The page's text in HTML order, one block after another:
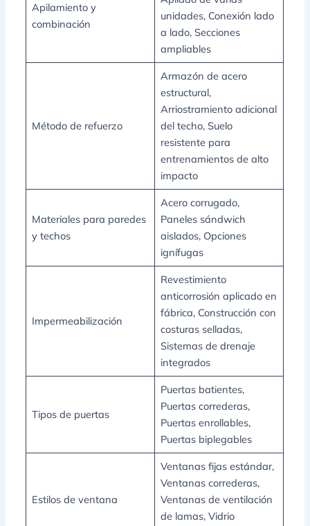
Apilamiento y
combinación
unidades, Conexión lado
a lado, Secciones
ampliables
Método de refuerzo
Armazón de acero
estructural,
Arriostramiento adicional
del techo, Suelo
resistente para
entrenamientos de alto
impacto
Materiales para paredes
y techos
Acero corrugado,
Paneles sándwich
aislados, Opciones
ignífugas
Impermeabilización
Revestimiento
anticorrosión aplicado en
fábrica, Construcción con
costuras selladas,
Sistemas de drenaje
integrados
Tipos de puertas
Puertas batientes,
Puertas correderas,
Puertas enrollables,
Puertas biplegables
Estilos de ventana
Ventanas fijas estándar,
Ventanas correderas,
Ventanas de ventilación
de lamas, Vidrio